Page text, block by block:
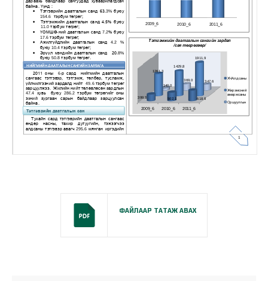
ФАЙЛААР ТАТАЖ АВАХ